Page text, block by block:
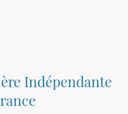
Indépendante